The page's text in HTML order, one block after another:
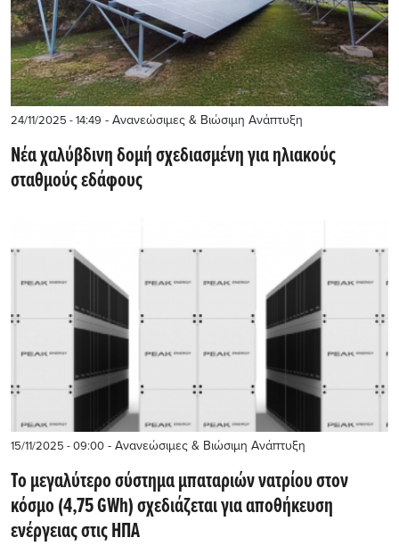
24/11/2025 - 14:49 - Ανανεώσιμες & Βιώσιμη Ανάπτυξη
Νέα χαλύβδινη δομή σχεδιασμένη για ηλιακούς
σταθμούς εδάφους
15/11/2025 - 09:00 - Ανανεώσιμες & Βιώσιμη Ανάπτυξη
Το μεγαλύτερο σύστημα μπαταριών νατρίου στον
κόσμο (4,75 GWh) σχεδιάζεται για αποθήκευση
ενέργειας στις ΗΠΑ